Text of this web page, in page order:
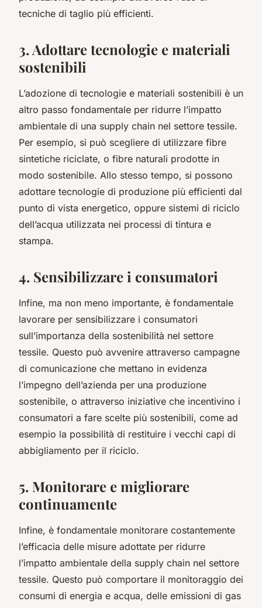
tecniche di taglio più efficienti.
3. Adottare tecnologie e materiali
sostenibili
L’adozione di tecnologie e materiali sostenibili è un
altro passo fondamentale per ridurre l’impatto
ambientale di una supply chain nel settore tessile.
Per esempio, si può scegliere di utilizzare fibre
sintetiche riciclate, o fibre naturali prodotte in
modo sostenibile. Allo stesso tempo, si possono
adottare tecnologie di produzione più efficienti dal
punto di vista energetico, oppure sistemi di riciclo
dell’acqua utilizzata nei processi di tintura e
stampa.
4. Sensibilizzare i consumatori
Infine, ma non meno importante, è fondamentale
lavorare per sensibilizzare i consumatori
sull’importanza della sostenibilità nel settore
tessile. Questo può avvenire attraverso campagne
di comunicazione che mettano in evidenza
l’impegno dell’azienda per una produzione
sostenibile, o attraverso iniziative che incentivino i
consumatori a fare scelte più sostenibili, come ad
esempio la possibilità di restituire i vecchi capi di
abbigliamento per il riciclo.
5. Monitorare e migliorare
continuamente
Infine, è fondamentale monitorare costantemente
l’efficacia delle misure adottate per ridurre
l’impatto ambientale della supply chain nel settore
tessile. Questo può comportare il monitoraggio dei
consumi di energia e acqua, delle emissioni di gas